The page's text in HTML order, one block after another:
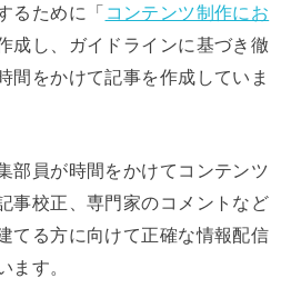
るために「 コンテンツ制作にお
成し、ガイドラインに基づき徹
間をかけて記事を作成していま
部員が時間をかけてコンテンツ
事校正、専門家のコメントなど
てる方に向けて正確な情報配信
ます。